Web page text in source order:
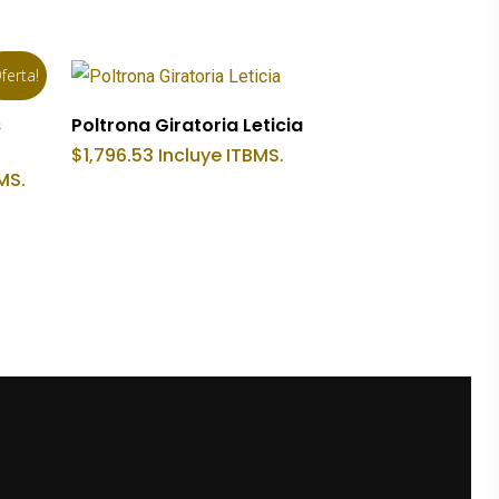
Añadir Al Carrito
Poltrona Giratoria Leticia
$1,796.53 Incluye ITBMS.